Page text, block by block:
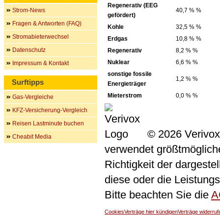
Regenerativ (EEG
gefördert)
40,7 % %
Kohle
32,5 % %
Erdgas
10,8 % %
Regenerativ
8,2 % %
Nuklear
6,6 % %
sonstige fossile
Energieträger
1,2 % %
Mieterstrom 0,0 % %
© 2026
verwendet
Richtigkeit der
diese oder die
Bitte beachten Sie die
CookiesVerträge hier kündigenVerträge
Strom-News
Fragen & Antworten (FAQ)
Stromabieterwechsel
Datenschutz
Impressum & Kontakt
Surftipps
Gas-Vergleiche
KFZ-Versicherung-Vergleich
Reisen Lastminute buchen
Cheabit Media